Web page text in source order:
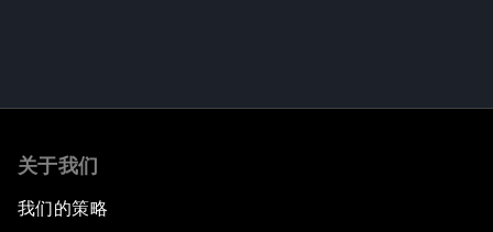
关于我们
我们的策略